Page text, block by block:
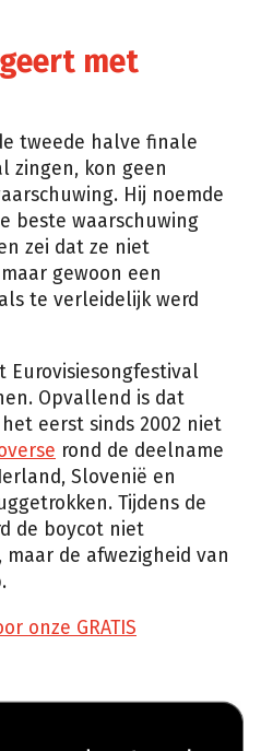
met
tweede halve finale
zingen, kon geen
Hij noemde
beste waarschuwing
zei dat ze niet
gewoon een
te verleidelijk werd
Eurovisiesongfestival
Opvallend is dat
eerst sinds 2002 niet
rond de deelname
Slovenië en
Tijdens de
de boycot niet
de afwezigheid van
onze GRATIS